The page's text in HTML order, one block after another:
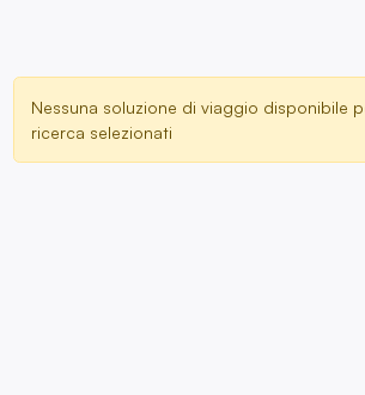
Nessuna soluzione di viaggio disponibile
ricerca selezionati